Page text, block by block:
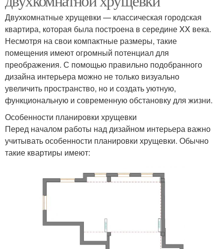
Двухкомнатные хрущевки — классическая городская
квартира, которая была построена в середине XX века.
Несмотря на свои компактные размеры, такие
помещения имеют огромный потенциал для
преображения. С помощью правильно подобранного
дизайна интерьера можно не только визуально
увеличить пространство, но и создать уютную,
функциональную и современную обстановку для жизни.
Особенности планировки хрущевки
Перед началом работы над дизайном интерьера важно
учитывать особенности планировки хрущевки. Обычно
такие квартиры имеют: